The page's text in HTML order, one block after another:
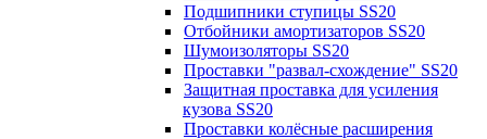
Подшипники ступицы SS20
Отбойники амортизаторов SS20
Шумоизоляторы SS20
Проставки "развал-схождение" SS20
Защитная проставка для усиления
кузова SS20
Проставки колёсные расширения